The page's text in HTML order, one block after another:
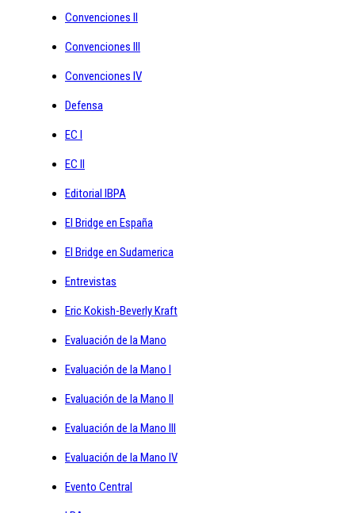
Convenciones II
Convenciones III
Convenciones IV
Defensa
EC I
EC II
Editorial IBPA
El Bridge en España
El Bridge en Sudamerica
Entrevistas
Eric Kokish-Beverly Kraft
Evaluación de la Mano
Evaluación de la Mano I
Evaluación de la Mano II
Evaluación de la Mano III
Evaluación de la Mano IV
Evento Central